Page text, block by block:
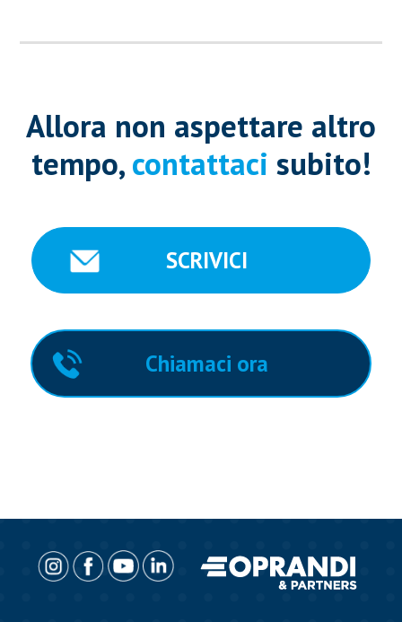
Allora non aspettare altro
tempo,contattaci subito!
SCRIVICI
Chiamaci ora